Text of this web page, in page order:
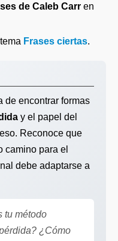
de Caleb Carr en
Frases ciertas.
de encontrar formas
y el papel del
Reconoce que
camino para el
debe adaptarse a
tu método
¿Cómo